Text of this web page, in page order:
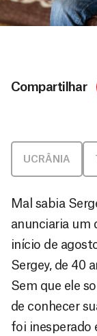
Compartilhar
UCRÂNIA
Mal sabia
anunciaria um
início de
Sergey, de 40
Sem que ele
de conhecer
foi inesperado